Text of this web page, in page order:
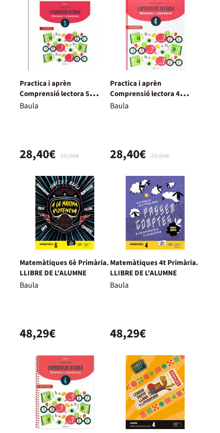
Practica i aprèn
Comprensió lectora 5
Primària
Baula
29,90€
28,40€
Practica i aprèn
Comprensió lectora 4
Primària
Baula
29,90€
28,40€
Matemàtiques 6è Primària.
LLIBRE DE L'ALUMNE
Baula
48,29€
Matemàtiques 4t Primària.
LLIBRE DE L'ALUMNE
Baula
48,29€